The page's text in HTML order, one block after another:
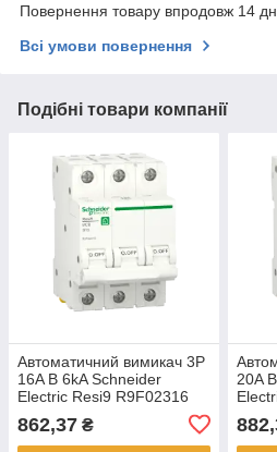
Повернення товару впродовж 14
Всі умови повернення
Подібні товари компанії
Автоматичний вимикач 3P
16A B 6kA Schneider
Electric Resi9 R9F02316
862,37 ₴
20A